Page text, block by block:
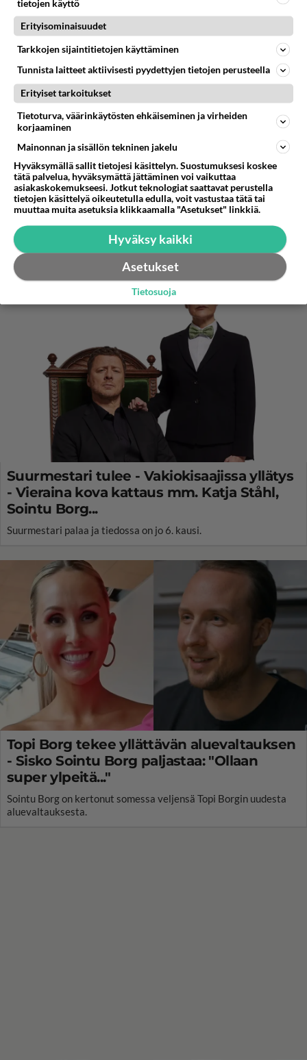
Sointu Borg paljasti ilouutisen Topi-
veljestään - Iso onnistuminen takana: "Oli
toukokuun..."
Sointu Borg on kertonut somessa veljensä Topi Borgin
kuulumisia.
Suurmestari tulee - Vakiokisaajissa yllätys
- Vieraina kova kattaus mm. Katja Ståhl,
Sointu Borg...
Suurmestari palaa ja tiedossa on jo 6. kausi.
Topi Borg tekee yllättävän aluevaltauksen
- Sisko Sointu Borg paljastaa: "Ollaan
super ylpeitä..."
Sointu Borg on kertonut somessa veljensä Topi Borgin uudesta
aluevaltauksesta.
tietojen käyttö
Erityisominaisuudet
Tarkkojen sijaintitietojen käyttäminen
Tunnista laitteet aktiivisesti pyydettyjen tietojen perusteella
Erityiset tarkoitukset
Tietoturva, väärinkäytösten ehkäiseminen ja virheiden
korjaaminen
Mainonnan ja sisällön tekninen jakelu
Hyväksymällä sallit tietojesi käsittelyn. Suostumuksesi koskee
tätä palvelua, hyväksymättä jättäminen voi vaikuttaa
asiakaskokemukseesi. Jotkut teknologiat saattavat perustella
tietojen käsittelyä oikeutetulla edulla, voit vastustaa tätä tai
muuttaa muita asetuksia klikkaamalla "Asetukset" linkkiä.
Hyväksy kaikki
Asetukset
Tietosuoja